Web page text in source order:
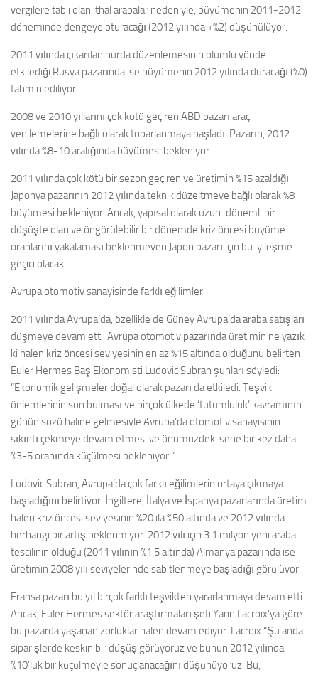
vergilere tabii olan ithal arabalar nedeniyle, büyümenin 2011-2012
döneminde dengeye oturacağı (2012 yılında +%2) düşünülüyor.
2011 yılında çıkarılan hurda düzenlemesinin olumlu yönde
etkilediği Rusya pazarında ise büyümenin 2012 yılında duracağı (%0)
tahmin ediliyor.
2008 ve 2010 yıllarını çok kötü geçiren ABD pazarı araç
yenilemelerine bağlı olarak toparlanmaya başladı. Pazarın, 2012
yılında %8-10 aralığında büyümesi bekleniyor.
2011 yılında çok kötü bir sezon geçiren ve üretimin %15 azaldığı
Japonya pazarının 2012 yılında teknik düzeltmeye bağlı olarak %8
büyümesi bekleniyor. Ancak, yapısal olarak uzun-dönemli bir
düşüşte olan ve öngörülebilir bir dönemde kriz öncesi büyüme
oranlarını yakalaması beklenmeyen Japon pazarı için bu iyileşme
geçici olacak.
Avrupa otomotiv sanayisinde farklı eğilimler
2011 yılında Avrupa’da, özellikle de Güney Avrupa’da araba satışları
düşmeye devam etti. Avrupa otomotiv pazarında üretimin ne yazık
ki halen kriz öncesi seviyesinin en az %15 altında olduğunu belirten
Euler Hermes Baş Ekonomisti Ludovic Subran şunları söyledi:
“Ekonomik gelişmeler doğal olarak pazarı da etkiledi. Teşvik
önlemlerinin son bulması ve birçok ülkede ‘tutumluluk’ kavramının
günün sözü haline gelmesiyle Avrupa’da otomotiv sanayisinin
sıkıntı çekmeye devam etmesi ve önümüzdeki sene bir kez daha
%3-5 oranında küçülmesi bekleniyor.”
Ludovic Subran, Avrupa’da çok farklı eğilimlerin ortaya çıkmaya
başladığını belirtiyor. İngiltere, İtalya ve İspanya pazarlarında üretim
halen kriz öncesi seviyesinin %20 ila %50 altında ve 2012 yılında
herhangi bir artış beklenmiyor. 2012 yılı için 3.1 milyon yeni araba
tescilinin olduğu (2011 yılının %1.5 altında) Almanya pazarında ise
üretimin 2008 yılı seviyelerinde sabitlenmeye başladığı görülüyor.
Fransa pazarı bu yıl birçok farklı teşvikten yararlanmaya devam etti.
Ancak, Euler Hermes sektör araştırmaları şefi Yann Lacroix’ya göre
bu pazarda yaşanan zorluklar halen devam ediyor. Lacroix “Şu anda
siparişlerde keskin bir düşüş görüyoruz ve bunun 2012 yılında
%10’luk bir küçülmeyle sonuçlanacağını düşünüyoruz. Bu,